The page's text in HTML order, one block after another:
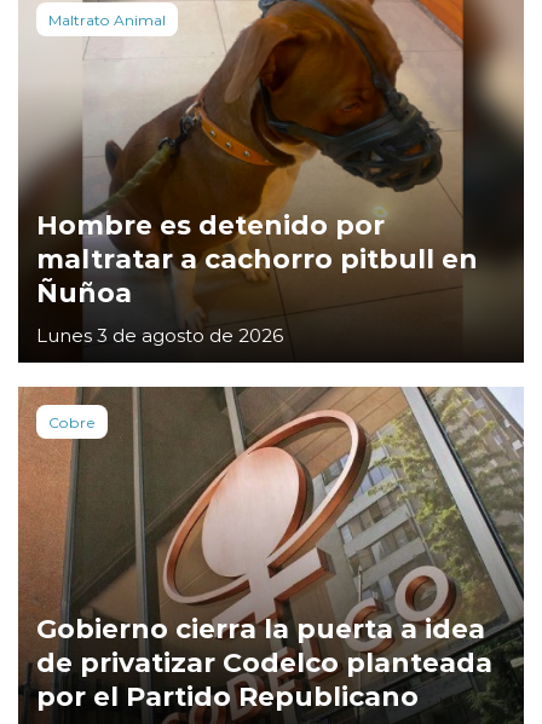
Maltrato Animal
Hombre es detenido por
maltratar a cachorro pitbull en
Ñuñoa
Lunes 3 de agosto de 2026
Cobre
Gobierno cierra la puerta a idea
de privatizar Codelco planteada
por el Partido Republicano